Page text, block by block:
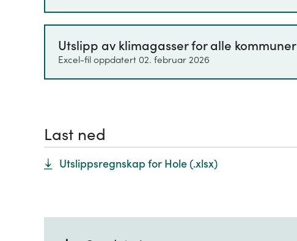
Utslipp av klimagasser for alle kommuner
Excel-fil oppdatert 02. februar 2026
Last ned
Utslippsregnskap for Hole (.xlsx)